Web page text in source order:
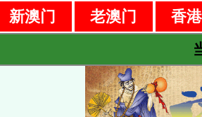
新澳门 老澳门
香